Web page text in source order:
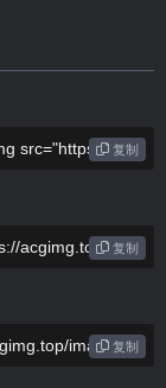
复制
复制
复制